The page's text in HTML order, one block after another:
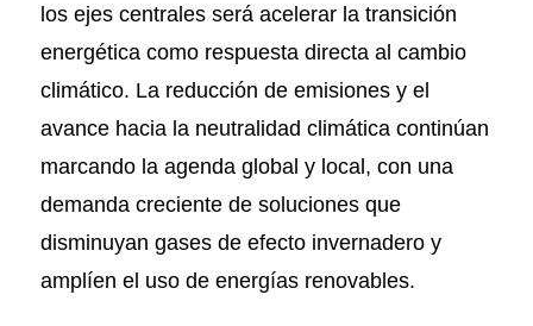
los ejes centrales será acelerar la transición
energética como respuesta directa al cambio
climático. La reducción de emisiones y el
avance hacia la neutralidad climática continúan
marcando la agenda global y local, con una
demanda creciente de soluciones que
disminuyan gases de efecto invernadero y
amplíen el uso de energías renovables.